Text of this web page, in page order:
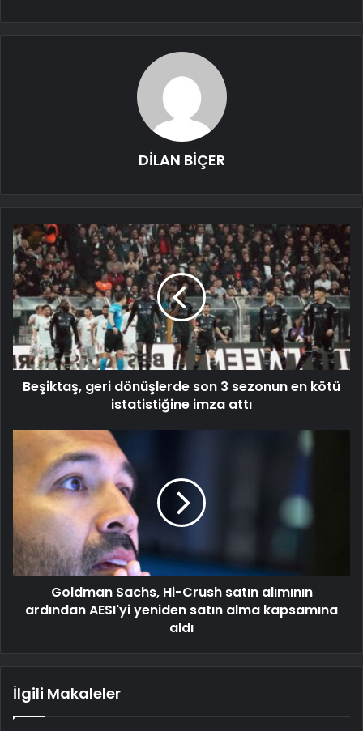
DİLAN BİÇER
Beşiktaş, geri dönüşlerde son 3 sezonun en kötü
istatistiğine imza attı
Goldman Sachs, Hi-Crush satın alımının
ardından AESI'yi yeniden satın alma kapsamına
aldı
İlgili Makaleler